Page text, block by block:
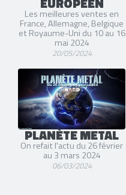
Les meilleures ventes en
France, Allemagne, Belgique
et Royaume-Uni du 10 au 16
mai 2024
20/05/2024
PLANÈTE METAL
On refait l'actu du 26 février
au 3 mars 2024
06/03/2024